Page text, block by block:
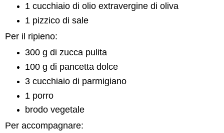
1 cucchiaio di olio extravergine di oliva
1 pizzico di sale
Per il ripieno:
300 g di zucca pulita
100 g di pancetta dolce
3 cucchiaio di parmigiano
1 porro
brodo vegetale
Per accompagnare: